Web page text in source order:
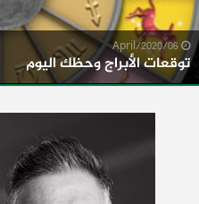
توقعات الأبراج وحظك اليوم